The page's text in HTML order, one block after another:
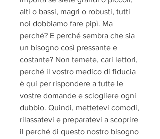
alti o bassi, magri o robusti, tutti
noi dobbiamo fare pipì. Ma
perché? E perché sembra che sia
un bisogno così pressante e
costante? Non temete, cari lettori,
perché il vostro medico di fiducia
è qui per rispondere a tutte le
vostre domande e sciogliere ogni
dubbio. Quindi, mettetevi comodi,
rilassatevi e preparatevi a scoprire
il perché di questo nostro bisogno